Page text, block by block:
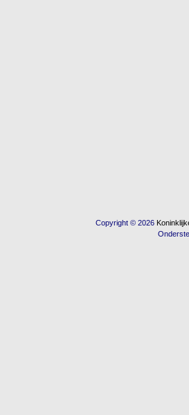
Copyright © 2026